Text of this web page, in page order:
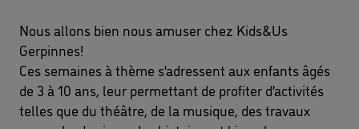
Nous allons bien nous amuser chez Kids&Us
Gerpinnes!
Ces semaines à thème s’adressent aux enfants âgés
de 3 à 10 ans, leur permettant de profiter d’activités
telles que du théâtre, de la musique, des travaux